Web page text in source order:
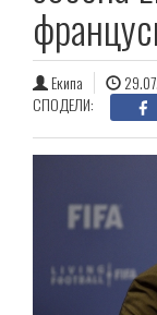
Екипа
СПОДЕЛИ: